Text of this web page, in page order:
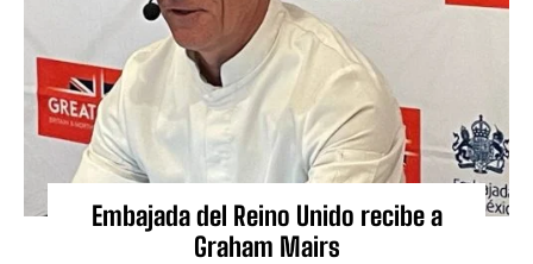
Embajada del Reino Unido recibe a
Graham Mairs